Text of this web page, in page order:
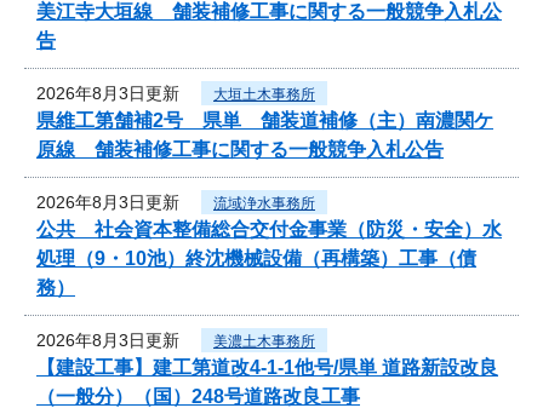
美江寺大垣線 舗装補修工事に関する一般競争入札公
告
2026年8月3日更新 大垣土木事務所
県維工第舗補2号 県単 舗装道補修（主）南濃関ケ
原線 舗装補修工事に関する一般競争入札公告
2026年8月3日更新 流域浄水事務所
公共 社会資本整備総合交付金事業（防災・安全）水
処理（9・10池）終沈機械設備（再構築）工事（債
務）
2026年8月3日更新 美濃土木事務所
【建設工事】建工第道改4-1-1他号/県単 道路新設改良
（一般分）（国）248号道路改良工事